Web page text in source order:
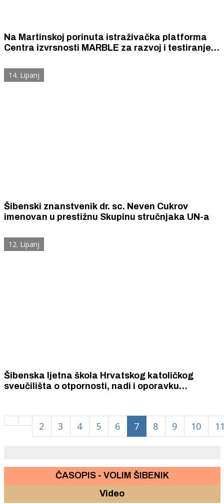
Na Martinskoj porinuta istraživačka platforma
Centra izvrsnosti MARBLE za razvoj i testiranje
14. Lipanj
Šibenski znanstvenik dr. sc. Neven Cukrov
imenovan u prestižnu Skupinu stručnjaka UN-a
12. Lipanj
Šibenska ljetna škola Hrvatskog katoličkog
sveučilišta o otpornosti, nadi i oporavku
2 3 4 5 6 7 8 9 10
ČASOPIS - VOLIM ŠIBENIK
Video